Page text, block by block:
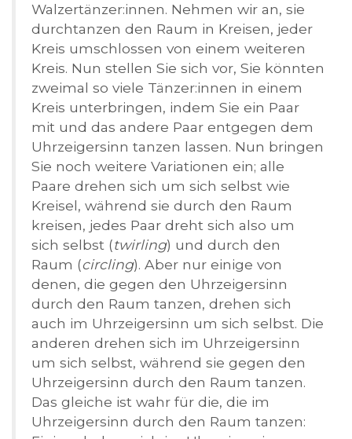
Walzertänzer:innen. Nehmen wir an, sie
durchtanzen den Raum in Kreisen, jeder
Kreis umschlossen von einem weiteren
Kreis. Nun stellen Sie sich vor, Sie könnten
zweimal so viele Tänzer:innen in einem
Kreis unterbringen, indem Sie ein Paar
mit und das andere Paar entgegen dem
Uhrzeigersinn tanzen lassen. Nun bringen
Sie noch weitere Variationen ein; alle
Paare drehen sich um sich selbst wie
Kreisel, während sie durch den Raum
kreisen, jedes Paar dreht sich also um
sich selbst (twirling) und durch den
Raum (circling). Aber nur einige von
denen, die gegen den Uhrzeigersinn
durch den Raum tanzen, drehen sich
auch im Uhrzeigersinn um sich selbst. Die
anderen drehen sich im Uhrzeigersinn
um sich selbst, während sie gegen den
Uhrzeigersinn durch den Raum tanzen.
Das gleiche ist wahr für die, die im
Uhrzeigersinn durch den Raum tanzen: